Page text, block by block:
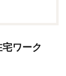
ワーク